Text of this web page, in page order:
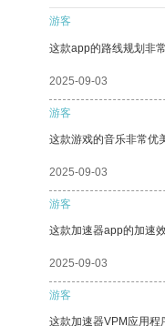
游客
这款app的路线规划非
2025-09-03
游客
这款游戏的音乐非常优
2025-09-03
游客
这款加速器app的加速
2025-09-03
游客
这款加速器VPM应用程